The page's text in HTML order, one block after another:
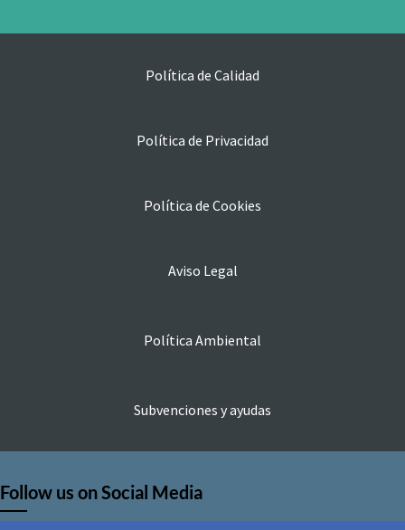
Política de Calidad
Política de Privacidad
Política de Cookies
Aviso Legal
Política Ambiental
Subvenciones y ayudas
Follow us on Social Media